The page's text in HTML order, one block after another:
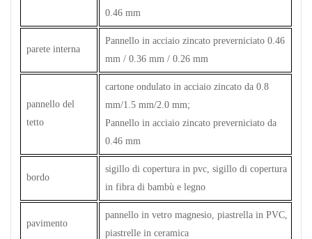
0.46 mm
parete interna
Pannello in acciaio zincato preverniciato 0.46
mm / 0.36 mm / 0.26 mm
pannello del
tetto
cartone ondulato in acciaio zincato da 0.8
mm/1.5 mm/2.0 mm;
Pannello in acciaio zincato preverniciato da
0.46 mm
bordo
sigillo di copertura in pvc, sigillo di copertura
in fibra di bambù e legno
pavimento
pannello in vetro magnesio, piastrella in PVC,
piastrelle in ceramica